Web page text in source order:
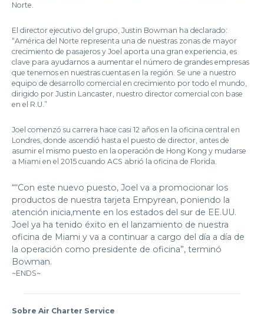
Norte.
El director ejecutivo del grupo, Justin Bowman ha declarado:
“América del Norte representa una de nuestras zonas de mayor
crecimiento de pasajeros y Joel aporta una gran experiencia, es
clave para ayudarnos a aumentar el número de grandes empresas
que tenemos en nuestras cuentas en la región. Se une a nuestro
equipo de desarrollo comercial en crecimiento por todo el mundo,
dirigido por Justin Lancaster, nuestro director comercial con base
en el R.U.”
Joel comenzó su carrera hace casi 12 años en la oficina central en
Londres, donde ascendió hasta el puesto de director, antes de
asumir el mismo puesto en la operación de Hong Kong y mudarse
a Miami en el 2015 cuando ACS abrió la oficina de Florida.
““Con este nuevo puesto, Joel va a promocionar los
productos de nuestra tarjeta Empyrean, poniendo la
atención inicia,mente en los estados del sur de EE.UU.
Joel ya ha tenido éxito en el lanzamiento de nuestra
oficina de Miami y va a continuar a cargo del día a día de
la operación como presidente de oficina”, terminó
Bowman.
~ENDS~
Sobre Air Charter Service